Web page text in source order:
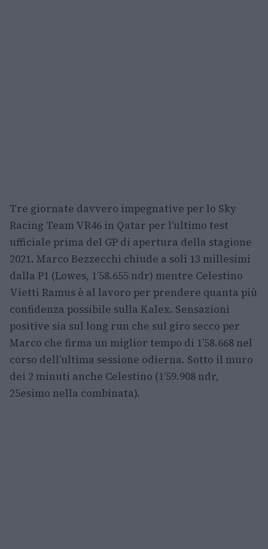
Tre giornate davvero impegnative per lo Sky
Racing Team VR46 in Qatar per l’ultimo test
ufficiale prima del GP di apertura della stagione
2021. Marco Bezzecchi chiude a soli 13 millesimi
dalla P1 (Lowes, 1’58.655 ndr) mentre Celestino
Vietti Ramus è al lavoro per prendere quanta più
confidenza possibile sulla Kalex. Sensazioni
positive sia sul long run che sul giro secco per
Marco che firma un miglior tempo di 1’58.668 nel
corso dell’ultima sessione odierna. Sotto il muro
dei 2 minuti anche Celestino (1’59.908 ndr,
25esimo nella combinata).